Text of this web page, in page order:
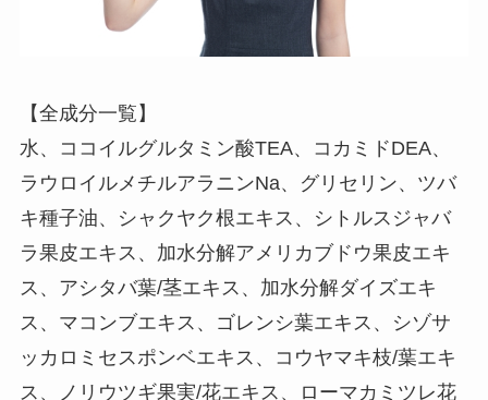
【全成分一覧】
水、ココイルグルタミン酸TEA、コカミドDEA、
ラウロイルメチルアラニンNa、グリセリン、ツバ
キ種子油、シャクヤク根エキス、シトルスジャバ
ラ果皮エキス、加水分解アメリカブドウ果皮エキ
ス、アシタバ葉/茎エキス、加水分解ダイズエキ
ス、マコンブエキス、ゴレンシ葉エキス、シゾサ
ッカロミセスポンベエキス、コウヤマキ枝/葉エキ
ス、ノリウツギ果実/花エキス、ローマカミツレ花